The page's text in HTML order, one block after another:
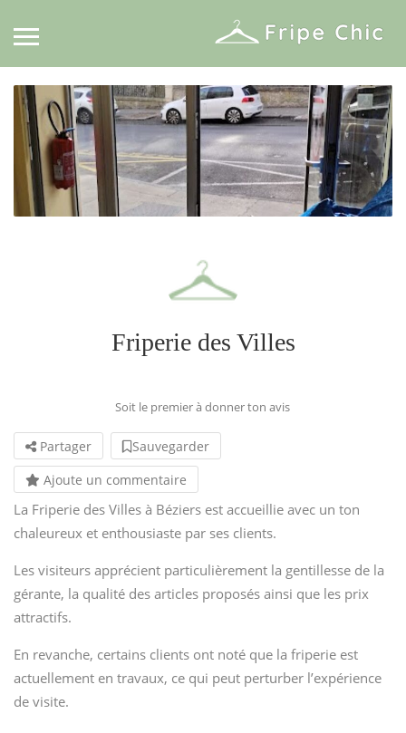
Friperie des Villes
Soit le premier à donner ton avis
Partager
Sauvegarder
Ajoute un commentaire
La Friperie des Villes à Béziers est accueillie avec un ton
chaleureux et enthousiaste par ses clients.
Les visiteurs apprécient particulièrement la gentillesse de la
gérante, la qualité des articles proposés ainsi que les prix
attractifs.
En revanche, certains clients ont noté que la friperie est
actuellement en travaux, ce qui peut perturber l’expérience
de visite.